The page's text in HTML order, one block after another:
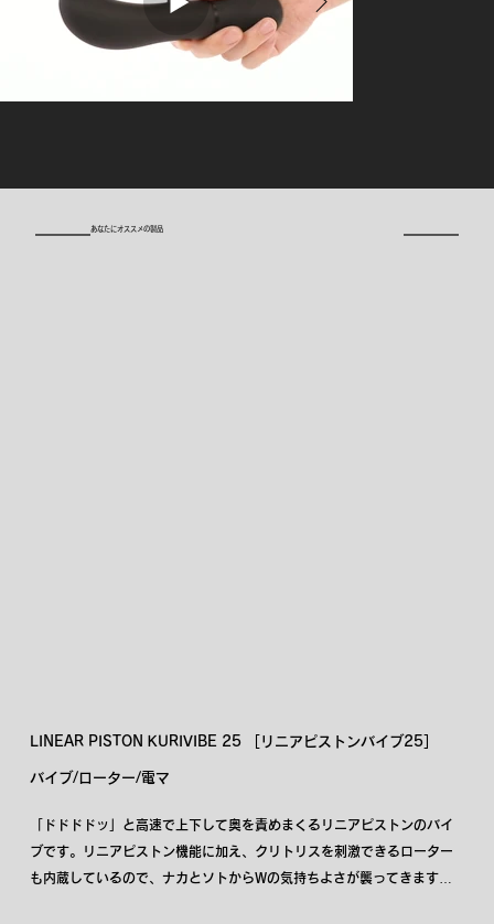
​あなたにオススメの製品
LINEAR PISTON KURIVIBE 25 ［リニアピストンバイブ25］
バイブ/ローター/電マ
「ドドドドッ」と高速で上下して奥を責めまくるリニアピストンのバイ
ブです。リニアピストン機能に加え、クリトリスを刺激できるローター
も内蔵しているので、ナカとソトからWの気持ちよさが襲ってきます。